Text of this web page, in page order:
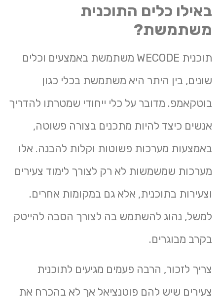
באילו כלים התוכנית
משתמשת?
תוכנית WECODE משתמשת באמצעים וכלים
שונים, בין היתר היא משתמשת בכלי כגון
בוטקאמפ. מדובר על כלי ייחודי שמטרתו להדריך
אנשים כיצד להיות מתכנים בצורה פשוטה,
באמצעות מערכות פשוטות וקלות להבנה. אלו
מערכות שמשמשות לא רק לצורך לימוד צעירים
וצעירות בתוכנית, אלא גם במקומות אחרים.
למשל, נהוג להשתמש בה לצורך הסבה להייטק
בקרב מבוגרים.
צריך לזכור, הרבה פעמים מגיעים לתוכנית
צעירים שיש להם פוטנציאל אך לא בהכרח את